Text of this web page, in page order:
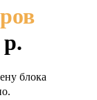
блока